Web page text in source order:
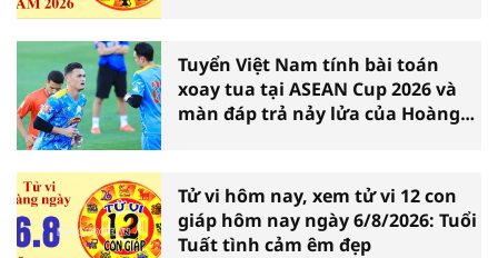
Tuyển Việt Nam tính bài toán
xoay tua tại ASEAN Cup 2026 và
màn đáp trả nảy lửa của Hoàng
Tử vi hôm nay, xem tử vi 12 con
giáp hôm nay ngày 6/8/2026: Tuổi
Tuất tình cảm êm đẹp